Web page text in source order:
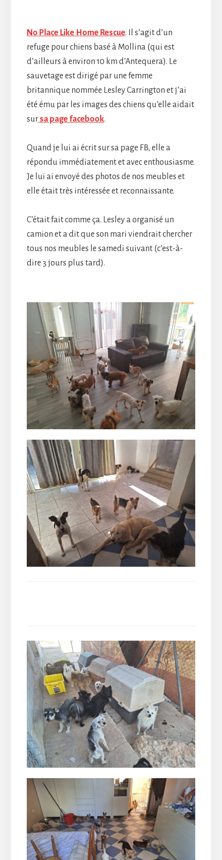
No Place Like Home Rescue. Il s’agit d’un
refuge pour chiens basé à Mollina (qui est
d’ailleurs à environ 10 km d’Antequera). Le
sauvetage est dirigé par une femme
britannique nommée Lesley Carrington et j’ai
été ému par les images des chiens qu’elle aidait
sursa page facebook.
Quand je lui ai écrit sur sa page FB, elle a
répondu immédiatement et avec enthousiasme.
Je lui ai envoyé des photos de nos meubles et
elle était très intéressée et reconnaissante.
C’était fait comme ça. Lesley a organisé un
camion et a dit que son mari viendrait chercher
tous nos meubles le samedi suivant (c’est-à-
dire 3 jours plus tard).